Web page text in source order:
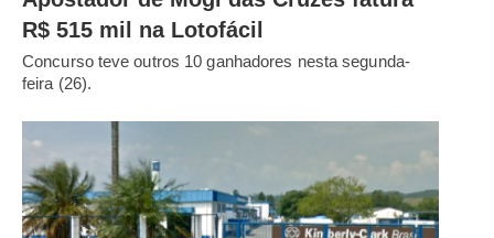
R$ 515 mil na Lotofácil
Concurso teve outros 10 ganhadores nesta segunda-
feira (26).